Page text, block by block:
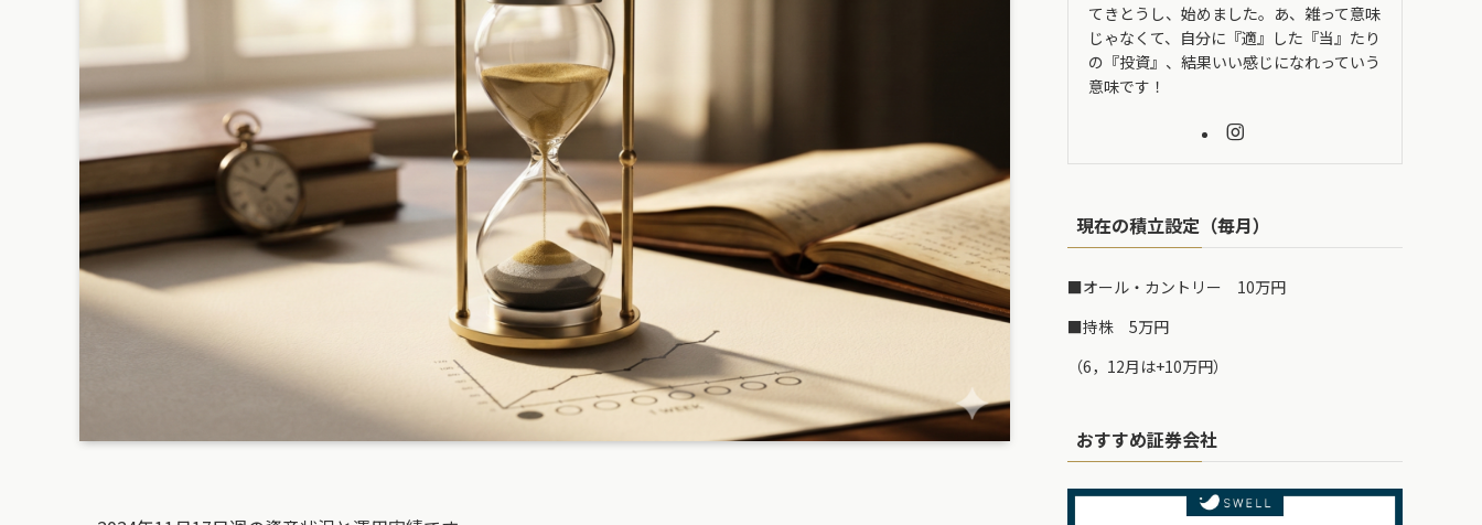
てきとうし、始めました。あ、雑って意味
じゃなくて、自分に『適』した『当』たり
の『投資』、結果いい感じになれっていう
意味です！
現在の積立設定（毎月）
■オール・カントリー 10万円
■持株 5万円
（6，12月は+10万円）
おすすめ証券会社